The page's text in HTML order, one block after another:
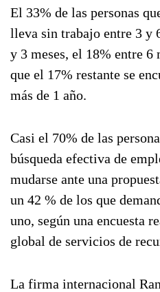
El 33% de las personas
lleva sin trabajo entre 3 y
y 3 meses, el 18% entre 6
que el 17% restante se
más de 1 año.
Casi el 70% de las
búsqueda efectiva de
mudarse ante una
un 42 % de los que
uno, según una encuesta
global de servicios de
La firma internacional